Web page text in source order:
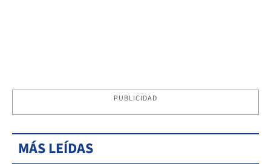
PUBLICIDAD
MÁS LEÍDAS